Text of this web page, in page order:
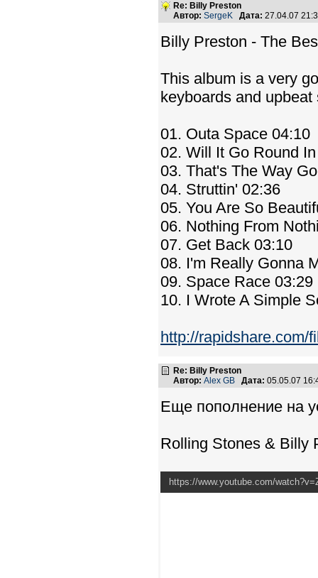
Re: Billy Preston
Автор: SergeK Дата: 27.04.07
Billy Preston - The
This album is a very
keyboards and
01. Outa Space 04:10
02. Will It Go Round
03. That's The Way
04. Struttin' 02:36
05. You Are So
06. Nothing From
07. Get Back 03:10
08. I'm Really Gonna
09. Space Race 03:29
10. I Wrote A Simple
http://rapidshare.com/
Re: Billy Preston
Автор: Alex GB Дата: 05.05.07
Еще пополнение на
Rolling Stones & Billy
https://www.youtube.com/